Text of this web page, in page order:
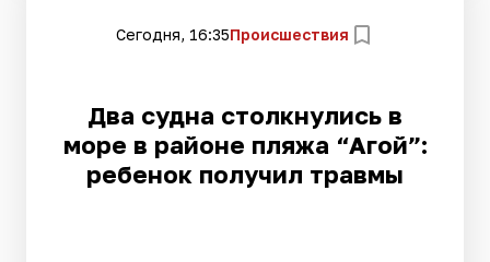
Сегодня, 16:35Происшествия
Два судна столкнулись в
море в районе пляжа “Агой”:
ребенок получил травмы